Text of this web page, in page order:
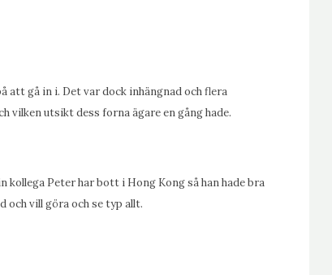
att gå in i. Det var dock inhängnad och flera
vilken utsikt dess forna ägare en gång hade.
Peter har bott i Hong Kong så han hade bra
och vill göra och se typ allt.